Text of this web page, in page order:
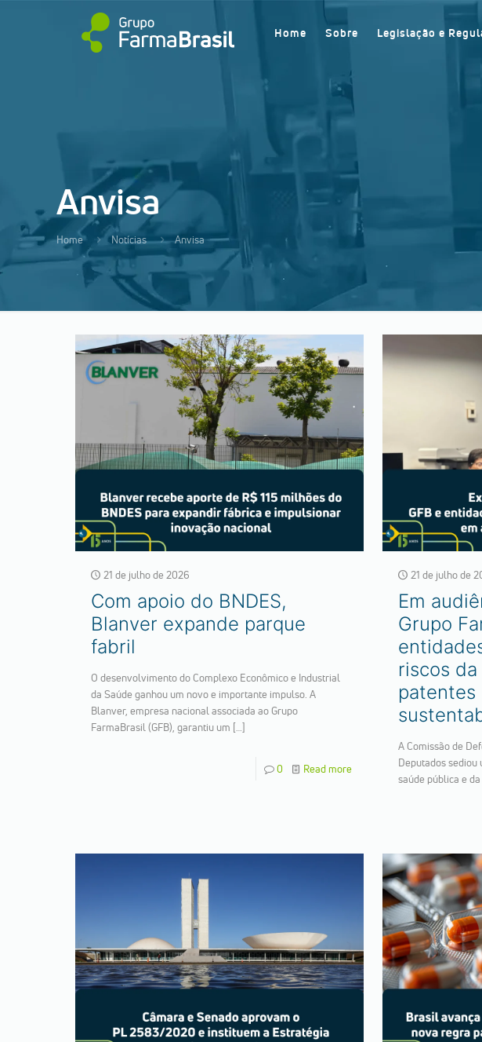
Home Sobre Legislação e
Anvisa
Home Notícias Anvisa
21 de julho de 2026
Com apoio do BNDES,
Blanver expande parque
fabril
O desenvolvimento do Complexo Econômico e Industrial
da Saúde ganhou um novo e importante impulso. A
Blanver, empresa nacional associada ao Grupo
FarmaBrasil (GFB), garantiu um […]
0 Read more
21 de julho de
Em
Grupo
riscos
patentes
A Comissão de
Deputados sediou
saúde pública e